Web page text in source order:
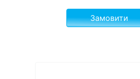
Замовити